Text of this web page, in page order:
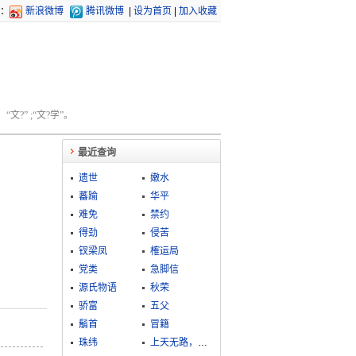
新浪微博 腾讯微博 设为首页 加入收藏
?” ;“文?学”。
最近查询
遗世
嫩水
蕃踰
华平
难免
禁约
得劲
侵苦
钗梁凤
榷运局
党类
急脚信
源氏物语
秋荣
骄富
五父
鬅首
冒籍
珠纬
上天无路，入地无门